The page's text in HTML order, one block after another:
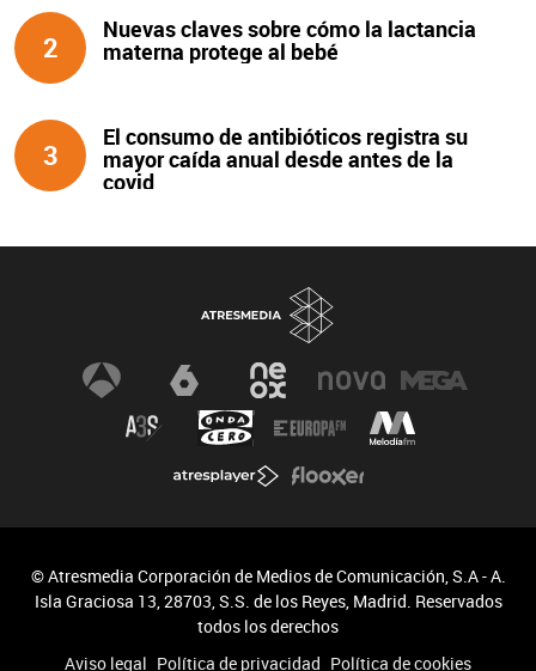
2
Nuevas claves sobre cómo la lactancia
materna protege al bebé
3
El consumo de antibióticos registra su
mayor caída anual desde antes de la
covid
© Atresmedia Corporación de Medios de Comunicación, S.A - A.
Isla Graciosa 13, 28703, S.S. de los Reyes, Madrid. Reservados
todos los derechos
Aviso legal Política de privacidad Política de cookies